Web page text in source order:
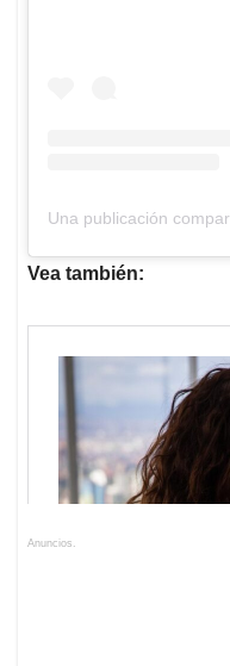
Una publicación
Vea también:
Anuncios.